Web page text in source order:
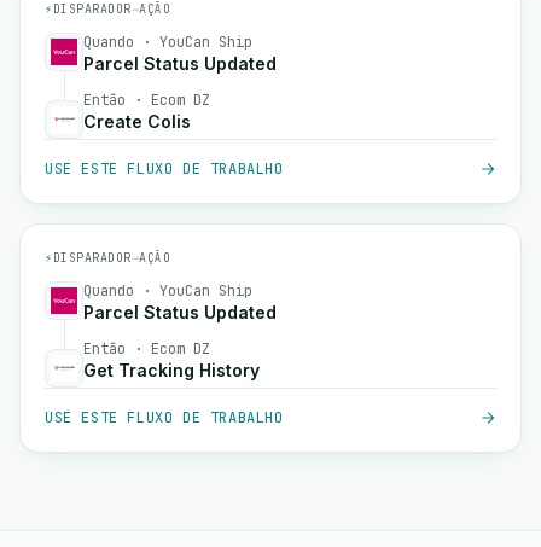
⚡ DISPARADOR→AÇÃO
Quando · YouCan Ship
Parcel Status Updated
Então · Ecom DZ
Create Colis
USE ESTE FLUXO DE TRABALHO
⚡ DISPARADOR→AÇÃO
Quando · YouCan Ship
Parcel Status Updated
Então · Ecom DZ
Get Tracking History
USE ESTE FLUXO DE TRABALHO